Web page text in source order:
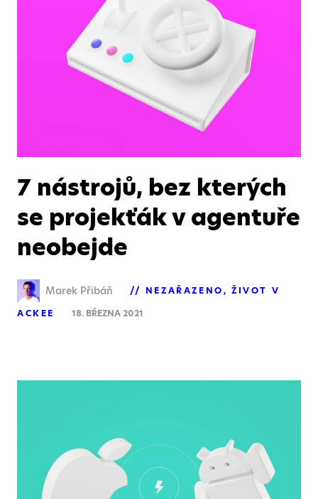
7 nástrojů, bez kterých
se projekťák v agentuře
neobejde
Marek Přibáň NEZAŘAZENO
ŽIVOT V
ACKEE
18. BŘEZNA 2021